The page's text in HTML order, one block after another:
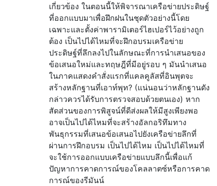
เกี่ยวข้อง ในตอนนี้ให้พิจารณาเครือข่ายประดิษฐ์
ที่ออกแบบมาเพื่อฝึกฝนในชุดตัวอย่างนี้โดย
เฉพาะและตั้งค่าพารามิเตอร์ไฮเปอร์ไว้อย่างถูก
ต้อง เป็นไปได้ไหมที่จะฝึกอบรมเครือข่าย
ประดิษฐ์ที่ลึกลงไปในลักษณะที่การนำเสนอของ
ข้อเสนอใหม่และทฤษฎีที่มีอยู่รอบ ๆ มันนำเสนอ
ในภาคแสดงคำสั่งแรกที่แคลคูลัสที่อินพุตจะ
สร้างหลักฐานที่เอาท์พุท? (แน่นอนว่าหลักฐานดัง
กล่าวควรได้รับการตรวจสอบด้วยตนเอง) หาก
สัดส่วนของการพิสูจน์ที่ดีส่งผลให้มีสูงเพียงพอ
อาจเป็นไปได้ไหมที่จะสร้างอัลกอริทึมทาง
พันธุกรรมที่เสนอข้อเสนอไปยังเครือข่ายลึกที่
ผ่านการฝึกอบรม เป็นไปได้ไหม เป็นไปได้ไหมที่
จะใช้การออกแบบเครือข่ายแบบลึกนี้เพื่อแก้
ปัญหาการคาดการณ์ของโคลลาตซ์หรือการคาด
การณ์ของรีมันน์